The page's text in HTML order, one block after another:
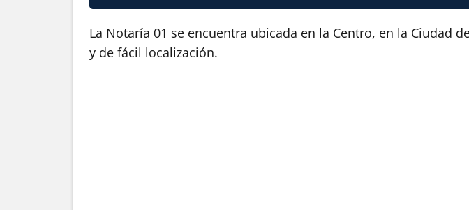
La Notaría 01 se encuentra ubicada en la Centro, en la Ciudad
y de fácil localización.